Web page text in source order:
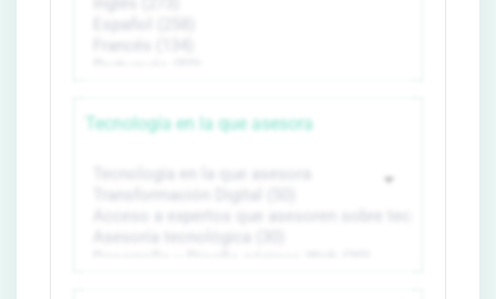
Tecnología en la que asesora